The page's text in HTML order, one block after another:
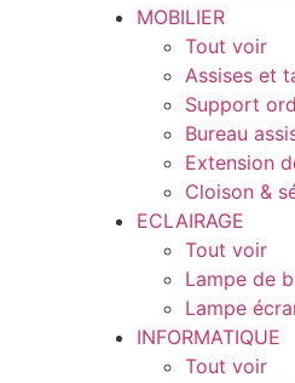
MOBILIER
Tout voir
Assises et
Support
Bureau
Extension
Cloison &
ECLAIRAGE
Tout voir
Lampe de
Lampe
INFORMATIQUE
Tout voir